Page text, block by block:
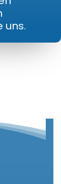
uns.